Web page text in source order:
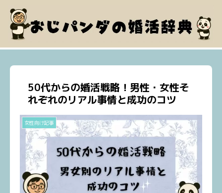
50代からの婚活戦略！男性・女性そ
れぞれのリアル事情と成功のコツ
女性向け記事